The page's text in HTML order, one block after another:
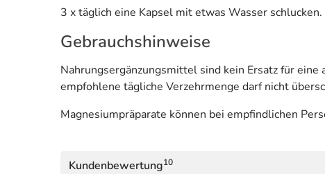
3 x täglich eine Kapsel mit etwas Wasser schlucken.
Gebrauchshinweise
Nahrungsergänzungsmittel sind kein Ersatz für
empfohlene tägliche Verzehrmenge darf nicht
Magnesiumpräparate können bei empfindlichen
Kundenbewertung10